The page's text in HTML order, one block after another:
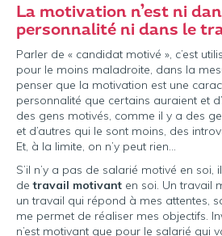
La motivation n’est ni
personnalité ni dans le
Parler de « candidat motivé », c’est
pour le moins maladroite, dans la
penser que la motivation est une
personnalité que certains auraient et
des gens motivés, comme il y a des
et d’autres qui le sont moins, des
Et, à la limite, on n’y peut rien…
S’il n’y a pas de salarié motivé en soi,
detravail motivant en soi. Un travail
un travail qui répond à mes attentes,
me permet de réaliser mes objectifs.
n’est motivant que pour le salarié qui